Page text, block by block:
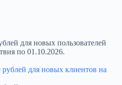
для новых пользователей
по 01.10.2026.